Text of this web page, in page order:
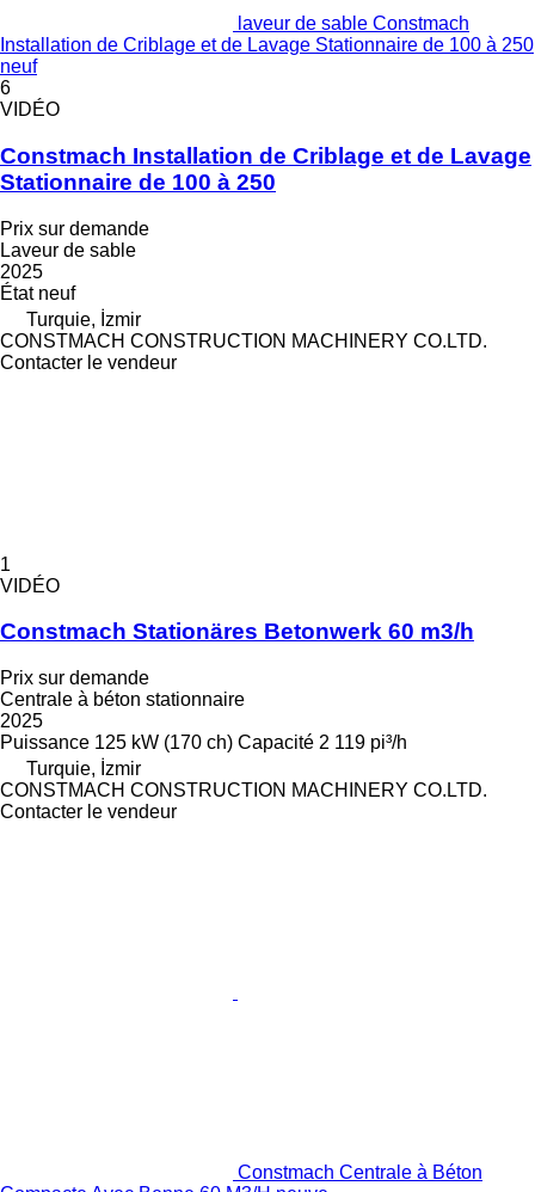
laveur de sable Constmach
Installation de Criblage et de Lavage Stationnaire de 100 à 250
neuf
6
VIDÉO
Constmach Installation de Criblage et de Lavage
Stationnaire de 100 à 250
Prix sur demande
Laveur de sable
2025
État neuf
Turquie, İzmir
CONSTMACH CONSTRUCTION MACHINERY CO.LTD.
Contacter le vendeur
1
VIDÉO
Constmach Stationäres Betonwerk 60 m3/h
Prix sur demande
Centrale à béton stationnaire
2025
Puissance 125 kW (170 ch) Capacité 2 119 pi³/h
Turquie, İzmir
CONSTMACH CONSTRUCTION MACHINERY CO.LTD.
Contacter le vendeur
Constmach Centrale à Béton